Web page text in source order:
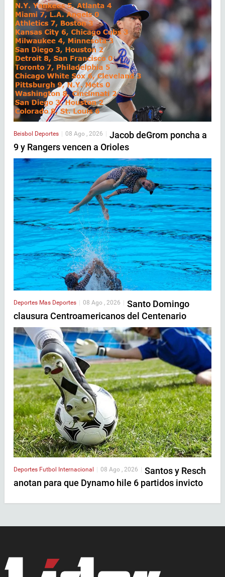
Beisbol Deportes | 08 Ago , 2026 | Jacob deGrom poncha a
9 y Rangers vencen a Orioles
Deportes Mas Deportes | 08 Ago , 2026 | Santo Domingo
clausura Centroamericanos del Centenario
Deportes Futbol Internacional 08 Ago , 2026
Santos y Resch
anotan para que Dynamo hile 6 partidos invicto